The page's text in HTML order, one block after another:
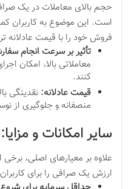
حجم بالای معاملات در یک
است. این موضوع به کاربران
فروش خود را با قیمت عادلانه
تأثیر بر سرعت انجام
معاملاتی بالا، امکان
کنند.
قیمت عادلانه: نقدینگی
منصفانه و جلوگیری از
سایر امکانات و
علاوه بر معیارهای اصلی،
ارزش یک صرافی را برای